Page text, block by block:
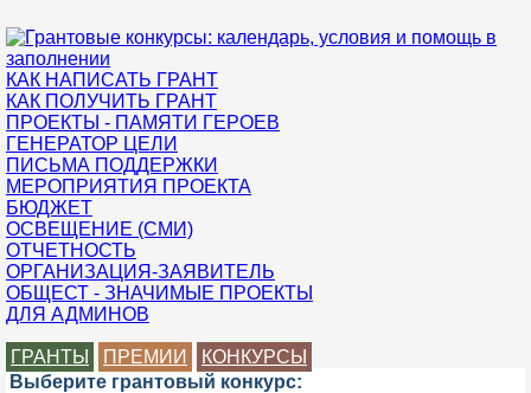
КАК НАПИСАТЬ ГРАНТ
КАК ПОЛУЧИТЬ ГРАНТ
ПРОЕКТЫ - ПАМЯТИ ГЕРОЕВ
ГЕНЕРАТОР ЦЕЛИ
ПИСЬМА ПОДДЕРЖКИ
МЕРОПРИЯТИЯ ПРОЕКТА
БЮДЖЕТ
ОСВЕЩЕНИЕ (СМИ)
ОТЧЕТНОСТЬ
ОРГАНИЗАЦИЯ-ЗАЯВИТЕЛЬ
ОБЩЕСТ - ЗНАЧИМЫЕ ПРОЕКТЫ
ДЛЯ АДМИНОВ
ГРАНТЫ ПРЕМИИ
КОНКУРСЫ
Выберите грантовый конкурс: